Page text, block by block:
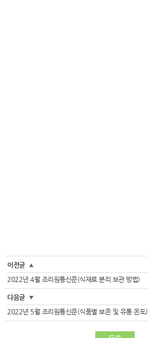
이전글 ▲
2022년 4월 조리원통신문(식재료 분리 보관 방법)
다음글 ▼
2022년 5월 조리원통신문(식품별 보존 및 유통 온도)